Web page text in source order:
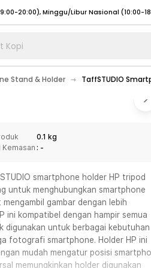
(07:00 - 20:00), Sabtu - Minggu (08:00 -
- 20:00), Sabtu - Minggu/ Libur Nasional
- 20:00), Sabtu - Minggu/ Libur Nasional
20:00), Minggu/Libur Nasional (12:00-
20:00), Minggu/Libur Nasional (12:00-
(07:00 - 20:00), Sabtu - Minggu (08:00 -
- 20:00), Sabtu - Minggu/ Libur Nasional
- 20:00), Sabtu - Minggu/ Libur Nasional
Kopi
Stand & Holder TaffSTUDIO
0.1 kg
Kemasan : -
smartphone holder HP tripod
untuk menghubungkan smartphone
gambar dengan lebih
ini kompatibel dengan hampir semua
untuk berbagai kebutuhan
fotografi smartphone. Holder HP ini
mudah mengatur posisi
memungkinkan holder digunakan